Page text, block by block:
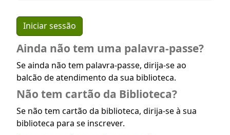
Ainda não tem uma palavra-passe?
Se ainda não tem palavra-passe, dirija-se ao
balcão de atendimento da sua biblioteca.
Não tem cartão da Biblioteca?
Se não tem cartão da biblioteca, dirija-se à sua
biblioteca para se inscrever.